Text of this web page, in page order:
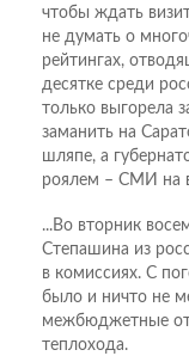
чтобы ждать
не думать о
рейтингах,
десятке среди
только выгорела
заманить на
шляпе, а
роялем – СМИ на
...Во вторник
Степашина из
в комиссиях. С
было и ничто не
межбюджетные
теплохода.